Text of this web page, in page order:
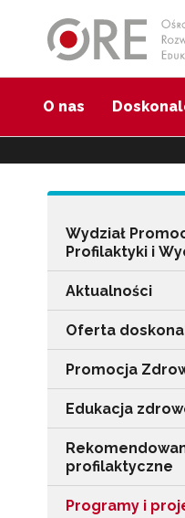
O nas
Wydział
Profilaktyki i
Aktualności
Oferta
Promocja
Edukacja
profilaktyczne
Programy i